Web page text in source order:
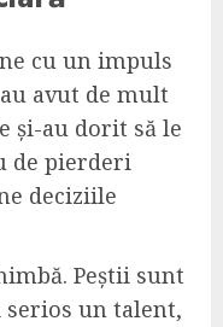
cu un impuls
avut de mult
și-au dorit să le
de pierderi
deciziile
Peștii sunt
un talent,